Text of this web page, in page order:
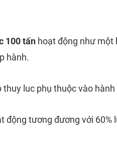
100 tấn hoạt động như một
hành.
luc phụ thuộc vào
động tương đương với 60%